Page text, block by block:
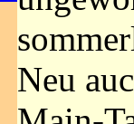
Neu